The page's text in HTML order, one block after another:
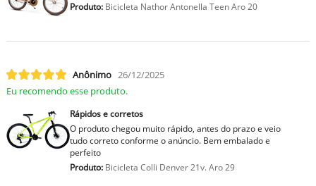
Produto:Bicicleta Nathor Antonella Teen Aro 20
Anônimo 26/12/2025
Eu recomendo esse produto.
Rápidos e corretos
O produto chegou muito rápido, antes do prazo e veio
tudo correto conforme o anúncio. Bem embalado e
perfeito
Produto:Bicicleta Colli Denver 21v. Aro 29